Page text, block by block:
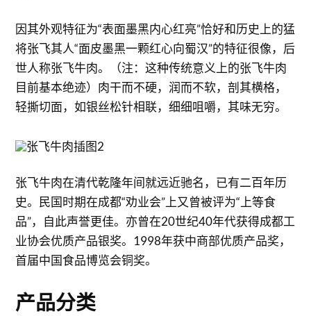
因其外观特征为“表面墨黑内心红亮”恰好和历史上的猛
将张飞其人“面皮墨黑一颗红心向蜀汉”的特征很像，后
世人称张飞牛肉。（注：这种传统意义上的张飞牛肉
目前基本绝迹）肉干而不硬，润而不软，剖其横格，
轻撕切面，如银丝松针相联，细细咀嚼，其味无穷。
张飞牛肉在清代乾隆年间就远近驰名，已有二百年历
史。民国时期在成都“劝业会”上又曾被评为“上等食
品”，自此声誉更佳。亦曾在20世纪40年代获得成都工
业协会优质产品银奖。1998年获中商部优质产品奖，
首届中国食品博览会铜奖。
产品分类